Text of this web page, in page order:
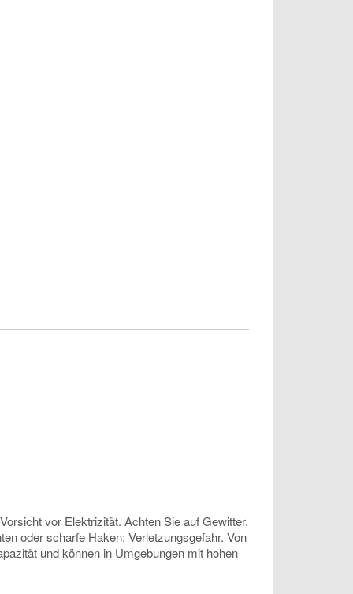
vor Elektrizität. Achten Sie auf Gewitter.
oder scharfe Haken: Verletzungsgefahr. Von
und können in Umgebungen mit hohen